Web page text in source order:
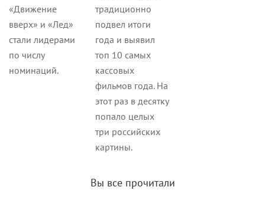
«Движение
вверх» и «Лед»
стали лидерами
по числу
номинаций.
традиционно
подвел итоги
года и выявил
топ 10 самых
кассовых
фильмов года. На
этот раз в десятку
попало целых
три российских
картины.
Вы все прочитали